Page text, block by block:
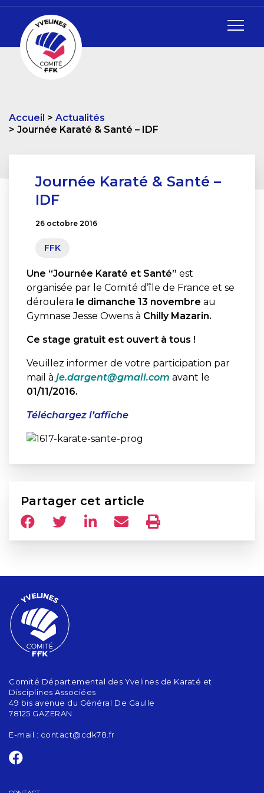
Accueil
Actualités
Journée Karaté & Santé – IDF
Journée Karaté & Santé –
IDF
26 octobre 2016
FFK
Une “Journée Karaté et Santé” est
organisée par le Comité d’île de France et se
déroulera le dimanche 13 novembre au
Gymnase Jesse Owens à Chilly Mazarin.
Ce stage gratuit est ouvert à tous !
Veuillez informer de votre participation par
mail à je.dargent@gmail.com avant le
01/11/2016.
Téléchargez l’affiche
Partager cet article
Comité Départemental des Yvelines de Karaté et
Disciplines Associées
49 bis avenue du Général De Gaulle
78125 GAZERAN
E-mail : contact@cdk78.fr